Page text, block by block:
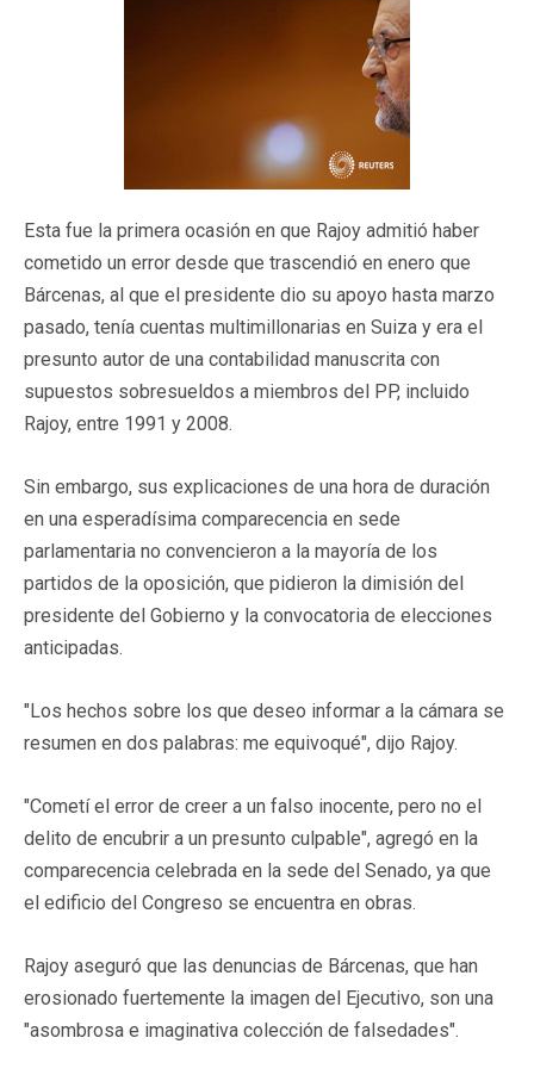
Esta fue la primera ocasión en que Rajoy admitió haber
cometido un error desde que trascendió en enero que
Bárcenas, al que el presidente dio su apoyo hasta marzo
pasado, tenía cuentas multimillonarias en Suiza y era el
presunto autor de una contabilidad manuscrita con
supuestos sobresueldos a miembros del PP, incluido
Rajoy, entre 1991 y 2008.
Sin embargo, sus explicaciones de una hora de duración
en una esperadísima comparecencia en sede
parlamentaria no convencieron a la mayoría de los
partidos de la oposición, que pidieron la dimisión del
presidente del Gobierno y la convocatoria de elecciones
anticipadas.
"Los hechos sobre los que deseo informar a la cámara se
resumen en dos palabras: me equivoqué", dijo Rajoy.
"Cometí el error de creer a un falso inocente, pero no el
delito de encubrir a un presunto culpable", agregó en la
comparecencia celebrada en la sede del Senado, ya que
el edificio del Congreso se encuentra en obras.
Rajoy aseguró que las denuncias de Bárcenas, que han
erosionado fuertemente la imagen del Ejecutivo, son una
"asombrosa e imaginativa colección de falsedades".